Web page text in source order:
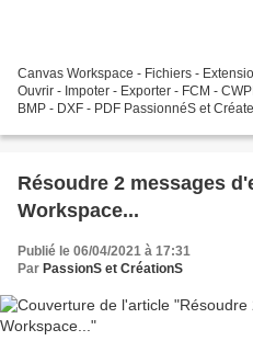
Canvas Workspace - Fichiers -
Ouvrir - Impoter - Exporter - FCM -
BMP - DXF - PDF PassionnéS et
Résoudre 2 messages
Workspace...
Publié le 06/04/2021 à 17:31
Par PassionS et CréationS